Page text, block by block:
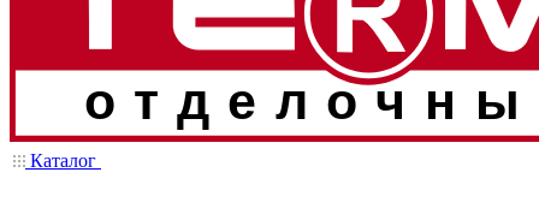
Каталог